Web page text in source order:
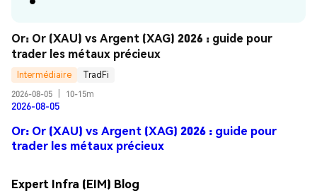
Or: Or (XAU) vs Argent (XAG) 2026 : guide pour
trader les métaux précieux
Intermédiaire
TradFi
2026-08-05
10-15m
2026-08-05
Or: Or (XAU) vs Argent (XAG) 2026 : guide pour
trader les métaux précieux
Expert Infra (EIM) Blog